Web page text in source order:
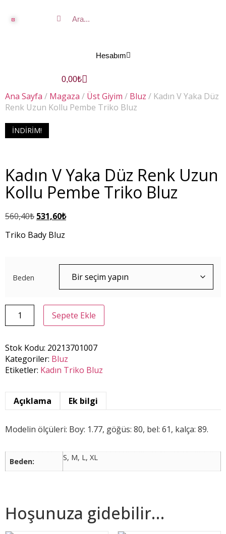
Hesabım
0,00₺
Ana Sayfa / Magaza / Üst Giyim / Bluz / Kadın V Yaka Düz
Renk Uzun Kollu Pembe Triko Bluz
İNDIRIM!
Kadın V Yaka Düz Renk Uzun
Kollu Pembe Triko Bluz
560,40₺ 531,60₺
Triko Bady Bluz
Beden
Sepete Ekle
Stok Kodu: 20213701007
Kategoriler: Bluz
Etiketler: Kadın Triko Bluz
Açıklama Ek bilgi
Modelin ölçüleri: Boy: 1.77, göğüs: 80, bel: 61, kalça: 89.
Beden S, M, L, XL
Hoşunuza gidebilir…